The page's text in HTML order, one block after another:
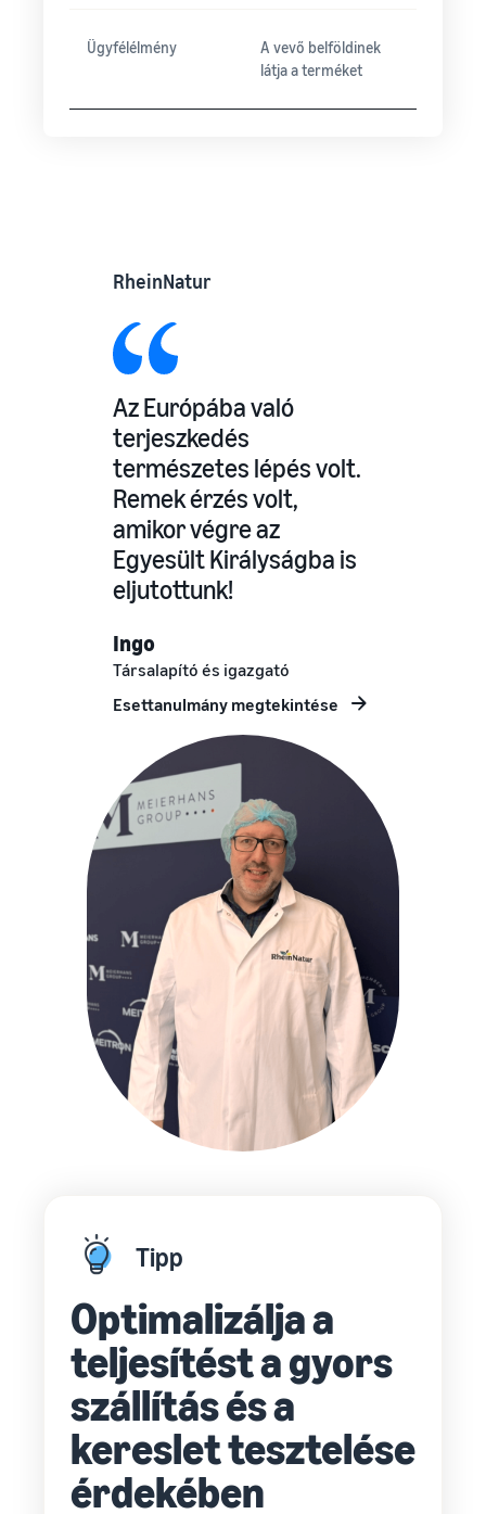
Ügyfélélmény
A vevő belföldinek
látja a terméket
RheinNatur
Az Európába való
terjeszkedés
természetes lépés volt.
Remek érzés volt,
amikor végre az
Egyesült Királyságba is
eljutottunk!
Ingo
Társalapító és igazgató
Esettanulmány megtekintése
Tipp
Optimalizálja a
teljesítést a gyors
szállítás és a
kereslet tesztelése
érdekében